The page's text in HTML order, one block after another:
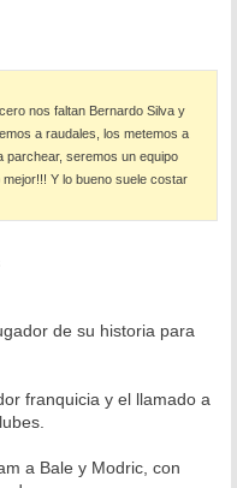
nos faltan Bernardo Silva y
a raudales, los metemos a
parchear, seremos un equipo
Y lo bueno suele costar
de su historia para
franquicia y el llamado a
a Bale y Modric, con